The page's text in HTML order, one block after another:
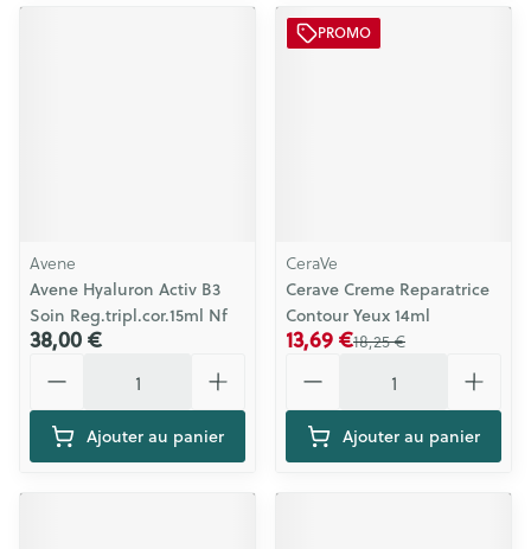
Avene
Avene Hyaluron Activ B3
Soin Reg.tripl.cor.15ml Nf
38,00 €
Ajouter au panier
PROMO
CeraVe
Cerave Creme Reparatrice
Contour Yeux 14ml
18,25 €
13,69 €
Ajouter au panier